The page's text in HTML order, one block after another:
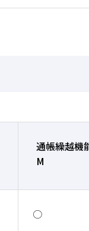
通帳繰越機
M
○